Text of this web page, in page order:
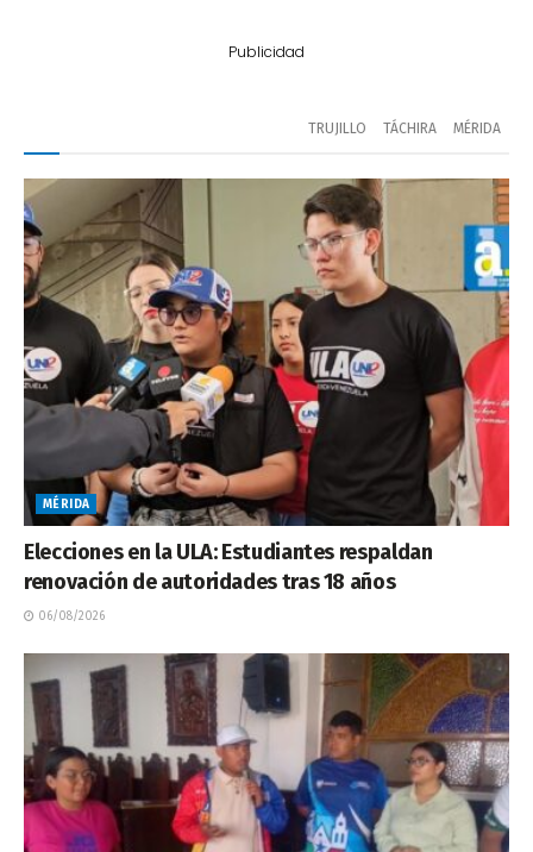
Publicidad
TRUJILLO TÁCHIRA MÉRIDA
MÉRIDA
Elecciones en la ULA: Estudiantes respaldan
renovación de autoridades tras 18 años
06/08/2026